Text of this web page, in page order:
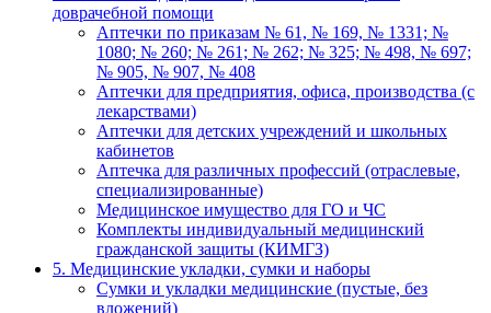
доврачебной помощи
Аптечки по приказам № 61, № 169, № 1331; №
1080; № 260; № 261; № 262; № 325; № 498, № 697;
№ 905, № 907, № 408
Аптечки для предприятия, офиса, производства (с
лекарствами)
Аптечки для детских учреждений и школьных
кабинетов
Аптечка для различных профессий (отраслевые,
специализированные)
Медицинское имущество для ГО и ЧС
Комплекты индивидуальный медицинский
гражданской защиты (КИМГЗ)
5. Медицинские укладки, сумки и наборы
Сумки и укладки медицинские (пустые, без
вложений)